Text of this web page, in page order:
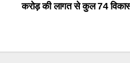
करोड़ की लागत से कुल 74 विकास